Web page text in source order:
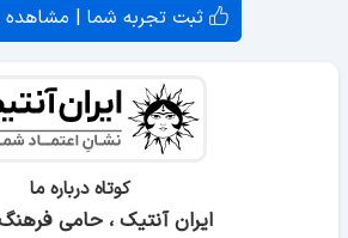
ثبت تجربه شما | مشاهده
کوتاه درباره ما
ایران آنتیک ، حامی